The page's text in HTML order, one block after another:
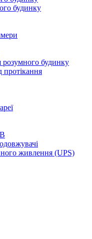
будинку
розумного будинку
протікання
живлення (UPS)